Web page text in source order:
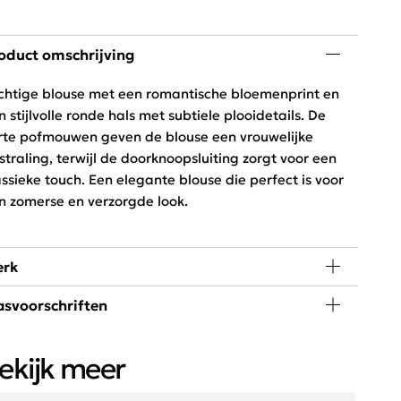
omschrijving
blouse met een romantische bloemenprint en
stijlvolle ronde hals met subtiele plooidetails. De
pofmouwen geven de blouse een vrouwelijke
terwijl de doorknoopsluiting zorgt voor een
touch. Een elegante blouse die perfect is voor
zomerse en verzorgde look.
Point straalt fun en fashion uit. Bekijk onze Sisters
meer